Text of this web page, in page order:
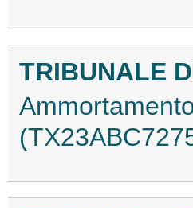
TRIBUNALE